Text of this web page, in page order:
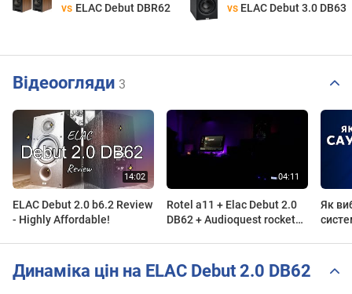
vs ELAC Debut DBR62
vs ELAC Debut 3.0 DB63
Відеоогляди 3
ELAC Debut 2.0 b6.2 Review
- Highly Affordable!
Rotel a11 + Elac Debut 2.0
DB62 + Audioquest rocket
Як
Динаміка цін на ELAC Debut 2.0 DB62